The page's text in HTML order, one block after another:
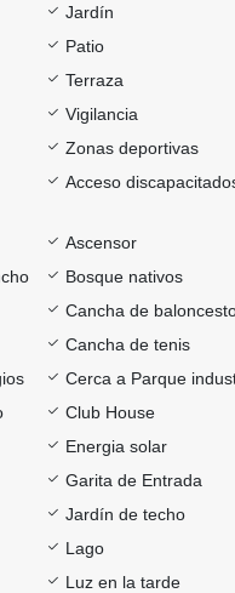
Jardín
Patio
Terraza
Vigilancia
Zonas deportivas
Acceso
Ascensor
Bosque nativos
Cancha de
Cancha de tenis
Cerca a Parque
Club House
Energia solar
Garita de Entrada
Jardín de techo
Lago
Luz en la tarde